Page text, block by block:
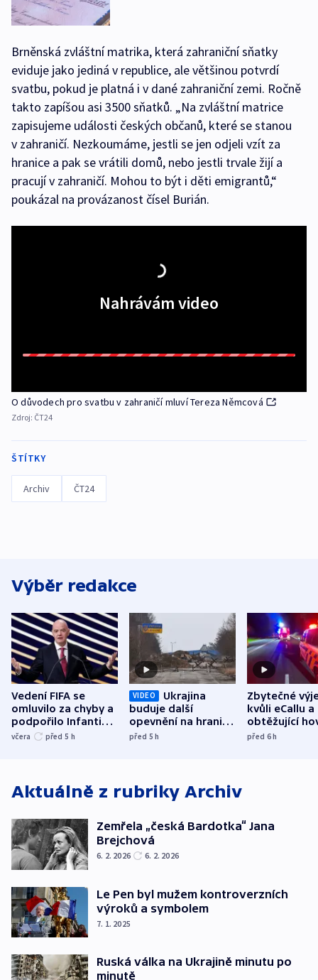
Brněnská zvláštní matrika, která zahraniční sňatky
eviduje jako jediná v republice, ale většinou potvrdí
svatbu, pokud je platná i v dané zahraniční zemi. Ročně
takto zapíšou asi 3500 sňatků. „Na zvláštní matrice
zapisujeme události českých občanů, které se stanou
v zahraničí. Nezkoumáme, jestli se jen odjeli vzít za
hranice a pak se vrátili domů, nebo jestli trvale žijí a
pracují v zahraničí. Mohou to být i děti emigrantů,“
poukázal na provázanost čísel Burián.
Nahrávám video
O důvodech pro svatbu v zahraničí mluví Tereza Němcová
Zdroj: ČT24
ŠTÍTKY
Archiv ČT24
Výběr redakce
Vedení FIFA se
omluvilo za chyby a
podpořilo Infantina.
UEFA trvá na
včera před 5 h
VIDEO
Ukrajina
buduje další
opevnění na hranici
s Běloruskem
před 5h
Zbytečné
kvůli eCallu a
obtěžující
zdržují
před 6h
Aktuálně z rubriky Archiv
Zemřela „česká Bardotka“ Jana
Brejchová
6. 2. 2026 6. 2. 2026
Le Pen byl mužem kontroverzních
výroků a symbolem
7. 1. 2025
Ruská válka na Ukrajině minutu po
minutě